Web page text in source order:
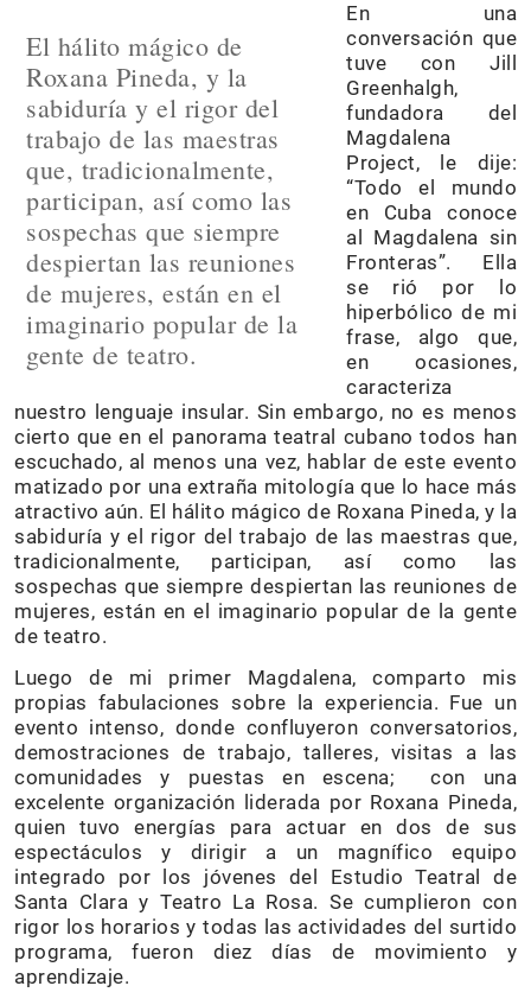
El hálito mágico de
Roxana Pineda, y la
sabiduría y el rigor del
trabajo de las maestras
que, tradicionalmente,
participan, así como las
sospechas que siempre
despiertan las reuniones
de mujeres, están en el
imaginario popular de la
gente de teatro.
En una
conversación que
tuve con Jill
Greenhalgh,
fundadora del
Magdalena
Project, le dije:
“Todo el mundo
en Cuba conoce
al Magdalena sin
Fronteras”. Ella
se rió por lo
hiperbólico de mi
frase, algo que,
en ocasiones,
caracteriza
nuestro lenguaje insular. Sin embargo, no es menos
cierto que en el panorama teatral cubano todos han
escuchado, al menos una vez, hablar de este evento
matizado por una extraña mitología que lo hace más
atractivo aún. El hálito mágico de Roxana Pineda, y la
sabiduría y el rigor del trabajo de las maestras que,
tradicionalmente, participan, así como las
sospechas que siempre despiertan las reuniones de
mujeres, están en el imaginario popular de la gente
de teatro.
Luego de mi primer Magdalena, comparto mis
propias fabulaciones sobre la experiencia. Fue un
evento intenso, donde confluyeron conversatorios,
demostraciones de trabajo, talleres, visitas a las
comunidades y puestas en escena; con una
excelente organización liderada por Roxana Pineda,
quien tuvo energías para actuar en dos de sus
espectáculos y dirigir a un magnífico equipo
integrado por los jóvenes del Estudio Teatral de
Santa Clara y Teatro La Rosa. Se cumplieron con
rigor los horarios y todas las actividades del surtido
programa, fueron diez días de movimiento y
aprendizaje.